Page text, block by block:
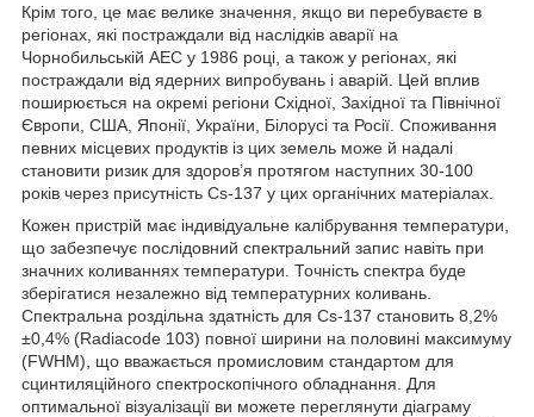
Крім того, це має велике значення, якщо ви перебуваєте в
регіонах, які постраждали від наслідків аварії на
Чорнобильській АЕС у 1986 році, а також у регіонах, які
постраждали від ядерних випробувань і аварій. Цей вплив
поширюється на окремі регіони Східної, Західної та Північної
Європи, США, Японії, України, Білорусі та Росії. Споживання
певних місцевих продуктів із цих земель може й надалі
становити ризик для здоров’я протягом наступних 30-100
років через присутність Cs-137 у цих органічних матеріалах.
Кожен пристрій має індивідуальне калібрування температури,
що забезпечує послідовний спектральний запис навіть при
значних коливаннях температури. Точність спектра буде
зберігатися незалежно від температурних коливань.
Спектральна роздільна здатність для Cs-137 становить 8,2%
±0,4% (Radiacode 103) повної ширини на половині максимуму
(FWHM), що вважається промисловим стандартом для
сцинтиляційного спектроскопічного обладнання. Для
оптимальної візуалізації ви можете переглянути діаграму